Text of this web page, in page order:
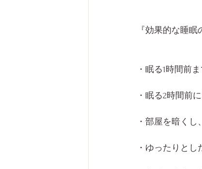
『効果的な睡眠
・眠る1時間前
・眠る2時間前
・部屋を暗くし
・ゆったりとし